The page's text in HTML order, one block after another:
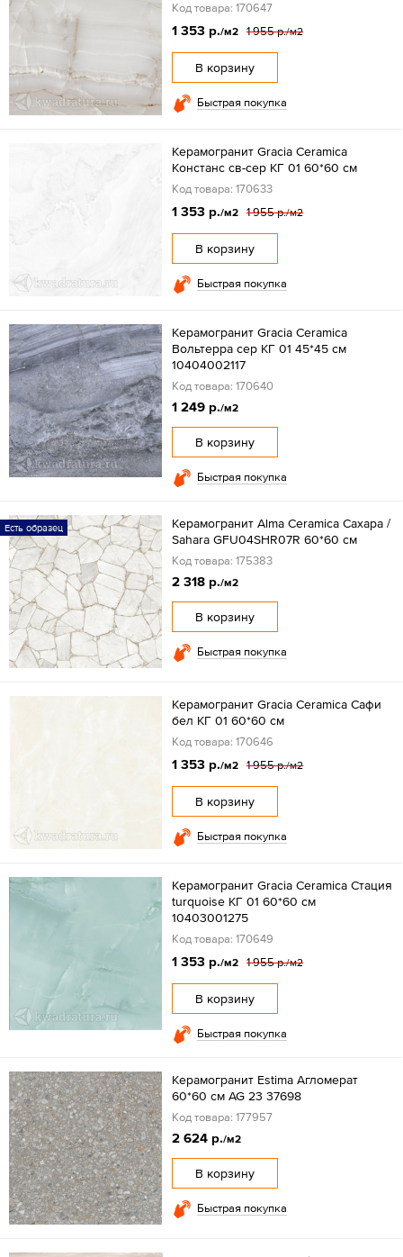
Код товара: 170647
1 353 р./м2 1 955 р./м2
В корзину
Быстрая покупка
Керамогранит Gracia Ceramica
Констанс св-сер КГ 01 60*60 см
Код товара: 170633
1 353 р./м2 1 955 р./м2
В корзину
Быстрая покупка
Керамогранит Gracia Ceramica
Вольтерра сер КГ 01 45*45 см
10404002117
Код товара: 170640
1 249 р./м2
В корзину
Быстрая покупка
Есть образец
Керамогранит Alma Ceramica Сахара /
Sahara GFU04SHR07R 60*60 см
Код товара: 175383
2 318 р./м2
В корзину
Быстрая покупка
Керамогранит Gracia Ceramica Сафи
бел КГ 01 60*60 см
Код товара: 170646
1 353 р./м2 1 955 р./м2
В корзину
Быстрая покупка
Керамогранит Gracia Ceramica Стация
turquoise КГ 01 60*60 см
10403001275
Код товара: 170649
1 353 р./м2 1 955 р./м2
В корзину
Быстрая покупка
Керамогранит Estima Агломерат
60*60 см AG 23 37698
Код товара: 177957
2 624 р./м2
В корзину
Быстрая покупка